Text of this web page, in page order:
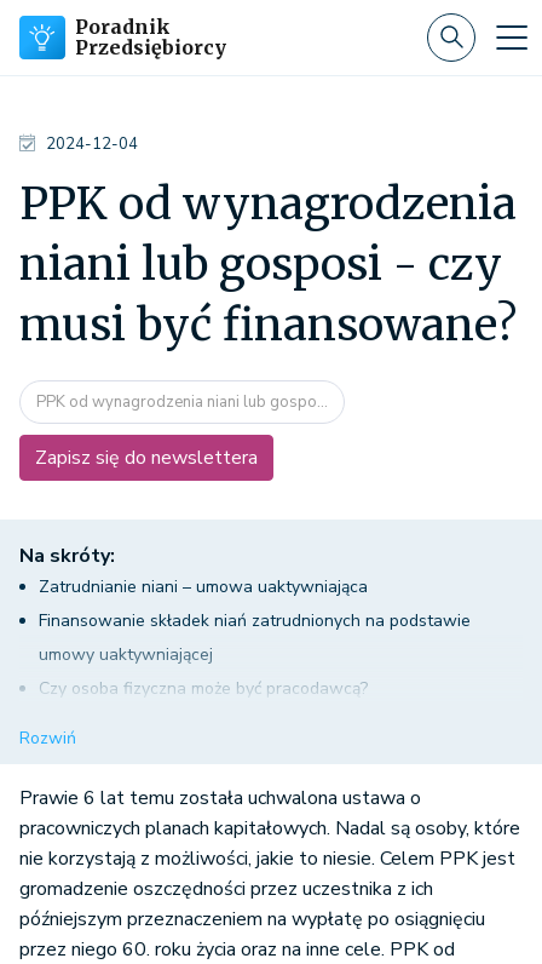
Poradnik
Przedsiębiorcy
2024-12-04
PPK od wynagrodzenia
niani lub gosposi - czy
musi być finansowane?
PPK od wynagrodzenia niani lub gospo...
Zapisz się do newslettera
Na skróty:
Zatrudnianie niani – umowa uaktywniająca
Finansowanie składek niań zatrudnionych na podstawie
umowy uaktywniającej
Czy osoba fizyczna może być pracodawcą?
PPK od wynagrodzenia niani lub gosposi - podsumowanie
Rozwiń
Prawie 6 lat temu została uchwalona ustawa o
pracowniczych planach kapitałowych. Nadal są osoby, które
nie korzystają z możliwości, jakie to niesie. Celem PPK jest
gromadzenie oszczędności przez uczestnika z ich
późniejszym przeznaczeniem na wypłatę po osiągnięciu
przez niego 60. roku życia oraz na inne cele. PPK od